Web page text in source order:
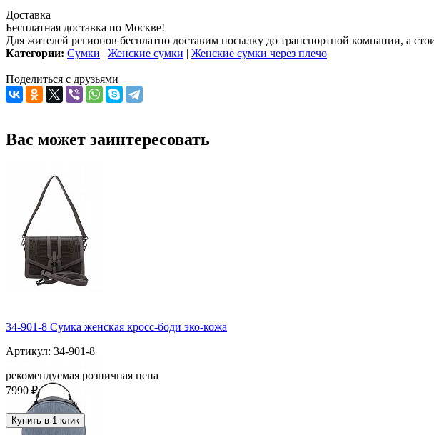
Доставка
Бесплатная доставка по Москве!
Для жителей регионов бесплатно доставим посылку до транспортной компании, а
Категории: Сумки | Женские сумки | Женские сумки через плечо
Поделиться с друзьями
Вас может заинтересовать
34-901-8 Сумка женская кросс-боди эко-кожа
Артикул: 34-901-8
рекомендуемая розничная цена
7990 ₽
Купить в 1 клик